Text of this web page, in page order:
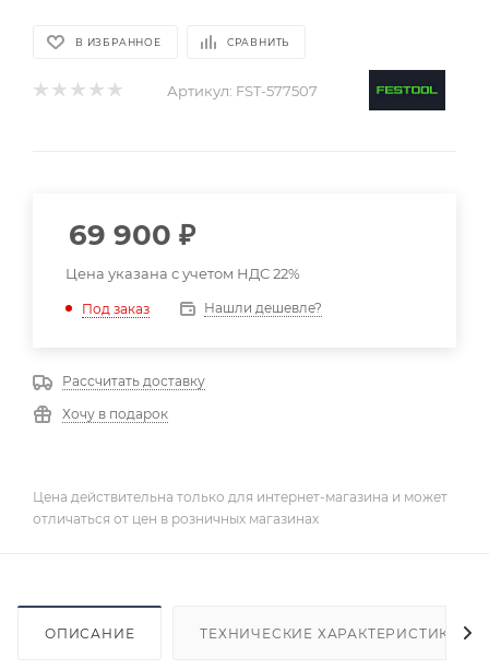
В ИЗБРАННОЕ СРАВНИТЬ
Артикул: FST-577507
69 900 ₽
Цена указана с учетом НДС 22%
Под заказ Нашли дешевле?
Рассчитать доставку
Хочу в подарок
Цена действительна только для интернет-магазина и может
отличаться от цен в розничных магазинах
ОПИСАНИЕ ТЕХНИЧЕСКИЕ ХАРАКТЕРИСТИКИ